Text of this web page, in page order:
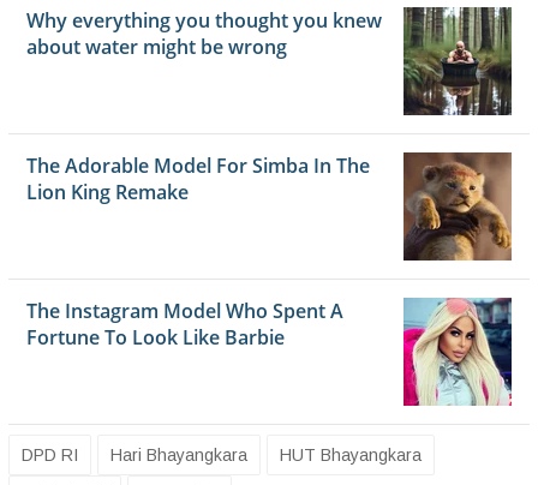
DPD RI Hari Bhayangkara HUT Bhayangkara